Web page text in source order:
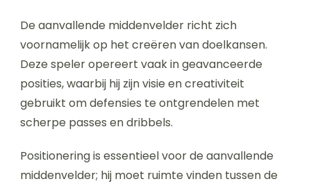
De aanvallende middenvelder richt zich
voornamelijk op het creëren van doelkansen.
Deze speler opereert vaak in geavanceerde
posities, waarbij hij zijn visie en creativiteit
gebruikt om defensies te ontgrendelen met
scherpe passes en dribbels.
Positionering is essentieel voor de aanvallende
middenvelder; hij moet ruimte vinden tussen de